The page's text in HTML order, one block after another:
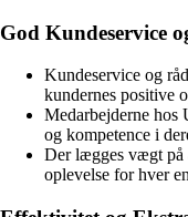
God Kundeservice
Kundeservice og
kundernes positive
Medarbejderne hos
og kompetence i
Der lægges vægt på
oplevelse for hver